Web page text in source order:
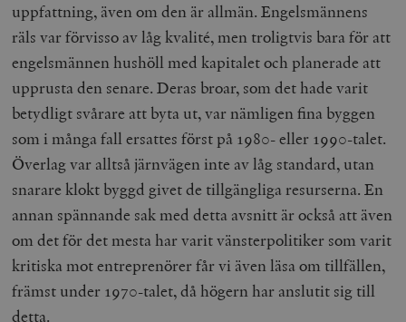
uppfattning, även om den är allmän. Engelsmännens
räls var förvisso av låg kvalité, men troligtvis bara för att
engelsmännen hushöll med kapitalet och planerade att
upprusta den senare. Deras broar, som det hade varit
betydligt svårare att byta ut, var nämligen fina byggen
som i många fall ersattes först på 1980- eller 1990-talet.
Överlag var alltså järnvägen inte av låg standard, utan
snarare klokt byggd givet de tillgängliga resurserna. En
annan spännande sak med detta avsnitt är också att även
om det för det mesta har varit vänsterpolitiker som varit
kritiska mot entreprenörer får vi även läsa om tillfällen,
främst under 1970-talet, då högern har anslutit sig till
detta.